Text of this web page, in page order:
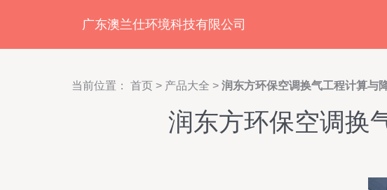
广东澳兰仕环境科技有限公司
当前位置： 首页 > 产品大全 > 润东方环保空调换气工程计算与
润东方环保空调换